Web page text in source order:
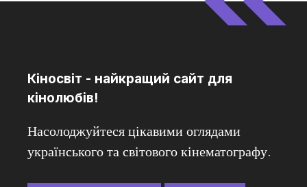
Кіносвіт - найкращий сайт для
кінолюбів!
Насолоджуйтеся цікавими оглядами
українського та світового кінематографу.